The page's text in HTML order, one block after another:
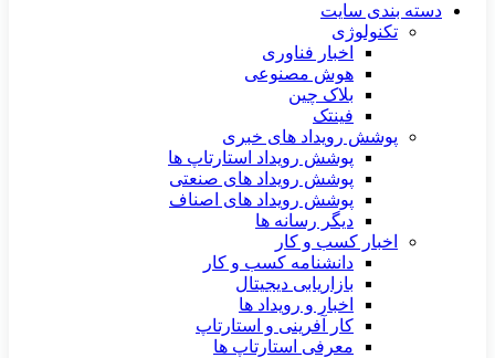
دسته بندی سایت
تکنولوژی
اخبار فناوری
هوش مصنوعی
بلاک چین
فینتک
پوشش رویداد های خبری
پوشش رویداد استارتاپ ها
پوشش رویداد های صنعتی
پوشش رویداد های اصناف
دیگر رسانه ها
اخبار کسب و کار
دانشنامه کسب و کار
بازاریابی دیجیتال
اخبار و رویداد ها
کار آفرینی و استارتاپ
معرفی استارتاپ ها